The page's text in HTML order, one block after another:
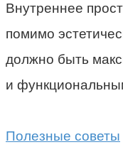
Внутреннее
помимо
должно быть
и
Полезные советы